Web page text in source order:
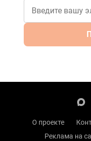
О проекте
Реклама на